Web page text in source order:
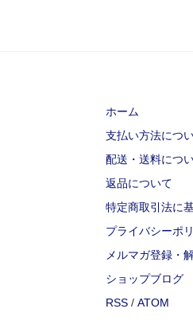
ホーム
支払い方法につ
配送・送料につ
返品について
特定商取引法に
プライバシーポ
メルマガ登録・
ショップブログ
RSS / ATOM